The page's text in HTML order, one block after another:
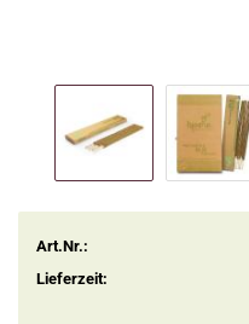
Art.Nr.:
Lieferzeit: